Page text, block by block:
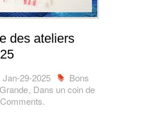
des ateliers
Jan-29-2025
Bons
, Dans un coin de